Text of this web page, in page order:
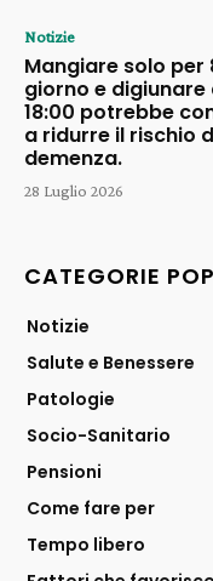
Notizie
Mangiare solo per
giorno e digiunare
18:00 potrebbe
a ridurre il rischio
demenza.
28 Luglio 2026
CATEGORIE
Notizie
Salute e Benessere
Patologie
Socio-Sanitario
Pensioni
Come fare per
Tempo libero